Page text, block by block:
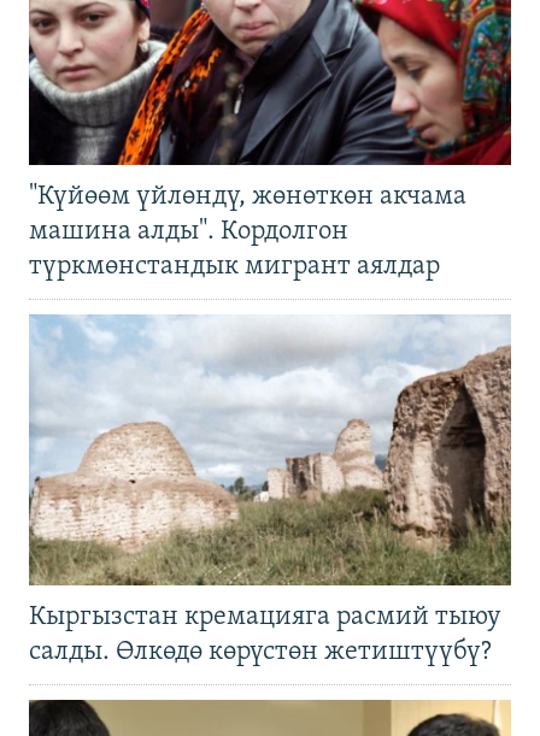
"Күйөөм үйлөндү, жөнөткөн акчама
машина алды". Кордолгон
түркмөнстандык мигрант аялдар
Кыргызстан кремацияга расмий тыюу
салды. Өлкөдө көрүстөн жетиштүүбү?